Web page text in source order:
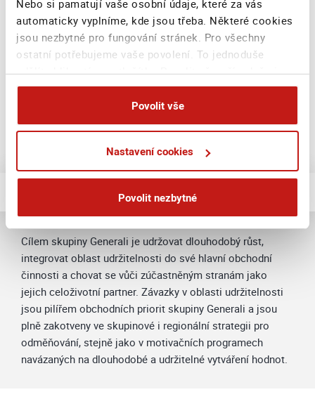
Nebo si pamatují vaše osobní údaje, které za vás
automaticky vyplníme, kde jsou třeba. Některé cookies
jsou nezbytné pro fungování stránek. Pro všechny
ostatní potřebujeme vaše povolení. To jednoduše
udělíte kliknutím na tlačítko Povolit vše, případně si
můžete zvolit vlastní nastavení. Na základě vašeho
souhlasu můžeme také při sjednání na webu bezpečně
sbírat vaše jméno, příjmení či email a poskytovat je
(business.safety.google/privacy), Sklik, atp. Tyto
cookies používáme pro personalizaci reklam. A vaše
dodržujeme přísná pravidla ochrany osobních
Povolit vše
Nastavení cookies
Povolit nezbytné
Informace související s udržitelností (2021)
PDF dokumenty
Zásady odměňování s ohledem na
Cílem skupiny Generali je udržovat dlouhodobý růst,
integrovat oblast udržitelnosti do své hlavní obchodní
činnosti a chovat se vůči zúčastněným stranám jako
jejich celoživotní partner. Závazky v oblasti udržitelnosti
jsou pilířem obchodních priorit skupiny Generali a jsou
plně zakotveny ve skupinové i regionální strategii pro
odměňování, stejně jako v motivačních programech
navázaných na dlouhodobé a udržitelné vytváření hodnot.